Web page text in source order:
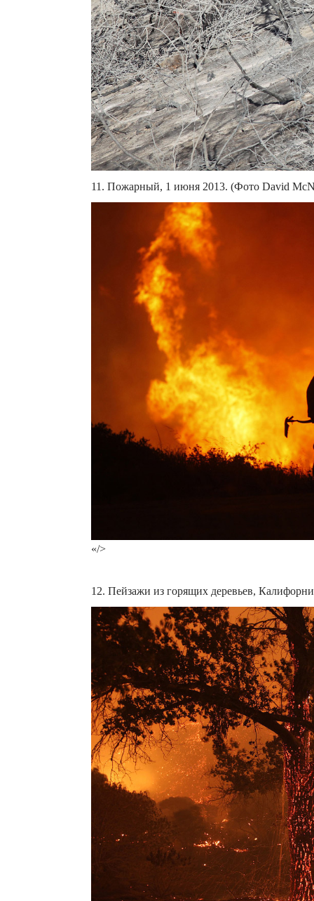
11. Пожарный, 1 июня 2013. (Фото David
«/>
12. Пейзажи из горящих деревьев,